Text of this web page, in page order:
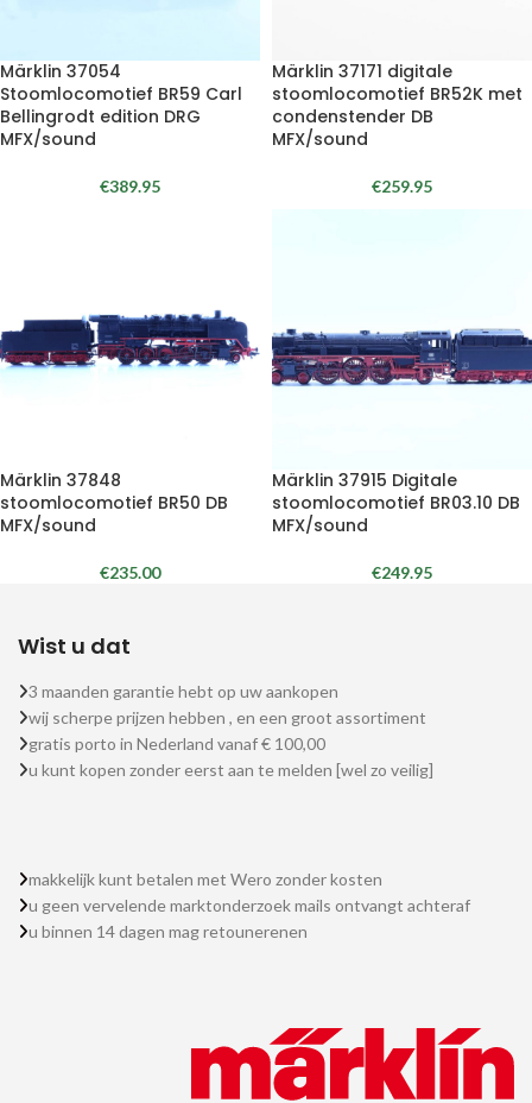
Märklin 37054
Stoomlocomotief BR59 Carl
Bellingrodt edition DRG
MFX/sound
€389.95
Märklin 37171 digitale
stoomlocomotief BR52K met
condenstender DB
MFX/sound
€259.95
Märklin 37848
stoomlocomotief BR50 DB
MFX/sound
€235.00
Märklin 37915 Digitale
stoomlocomotief BR03.10 DB
MFX/sound
€249.95
Wist u dat
3 maanden garantie hebt op uw aankopen
wij scherpe prijzen hebben , en een groot assortiment
gratis porto in Nederland vanaf € 100,00
u kunt kopen zonder eerst aan te melden [wel zo veilig]
makkelijk kunt betalen met Wero zonder kosten
u geen vervelende marktonderzoek mails ontvangt achteraf
u binnen 14 dagen mag retounerenen